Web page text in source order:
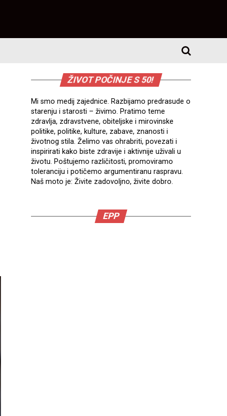
ŽIVOT POČINJE S 50!
Mi smo medij zajednice. Razbijamo predrasude o
starenju i starosti – živimo. Pratimo teme
zdravlja, zdravstvene, obiteljske i mirovinske
politike, politike, kulture, zabave, znanosti i
životnog stila. Želimo vas ohrabriti, povezati i
inspirirati kako biste zdravije i aktivnije uživali u
životu. Poštujemo različitosti, promoviramo
toleranciju i potičemo argumentiranu raspravu.
Naš moto je: Živite zadovoljno, živite dobro.
EPP